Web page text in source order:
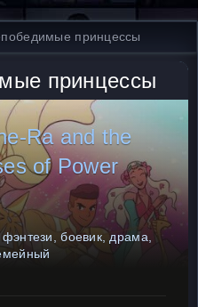
принцессы
принцессы
Ra and the
of Power
боевик, драма,